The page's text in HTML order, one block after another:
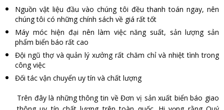
Nguồn vật liệu đầu vào chúng tôi đều thanh toán ngay, nên
chúng tôi có những chính sách về giá rất tốt
Máy móc hiện đại nên làm việc năng suất, sản lượng sản
phẩm biển báo rất cao
Đội ngũ thợ và quản lý xưởng rất chăm chỉ và nhiệt tình trong
công việc
Đối tác vận chuyển uy tín và chất lượng
Trên đây là những thông tin về Đơn vị sản xuất biển báo giao